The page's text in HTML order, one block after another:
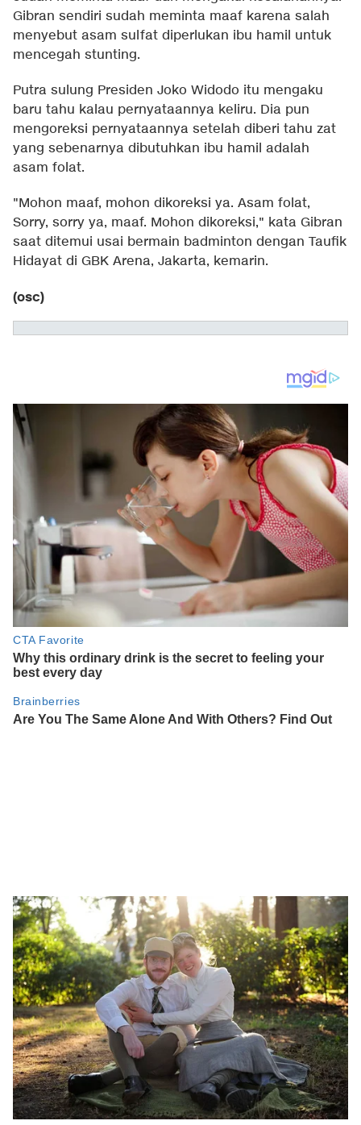
Gibran sendiri sudah meminta maaf karena salah
menyebut asam sulfat diperlukan ibu hamil untuk
mencegah stunting.
Putra sulung Presiden Joko Widodo itu mengaku
baru tahu kalau pernyataannya keliru. Dia pun
mengoreksi pernyataannya setelah diberi tahu zat
yang sebenarnya dibutuhkan ibu hamil adalah
asam folat.
"Mohon maaf, mohon dikoreksi ya. Asam folat,
Sorry, sorry ya, maaf. Mohon dikoreksi," kata Gibran
saat ditemui usai bermain badminton dengan Taufik
Hidayat di GBK Arena, Jakarta, kemarin.
(osc)